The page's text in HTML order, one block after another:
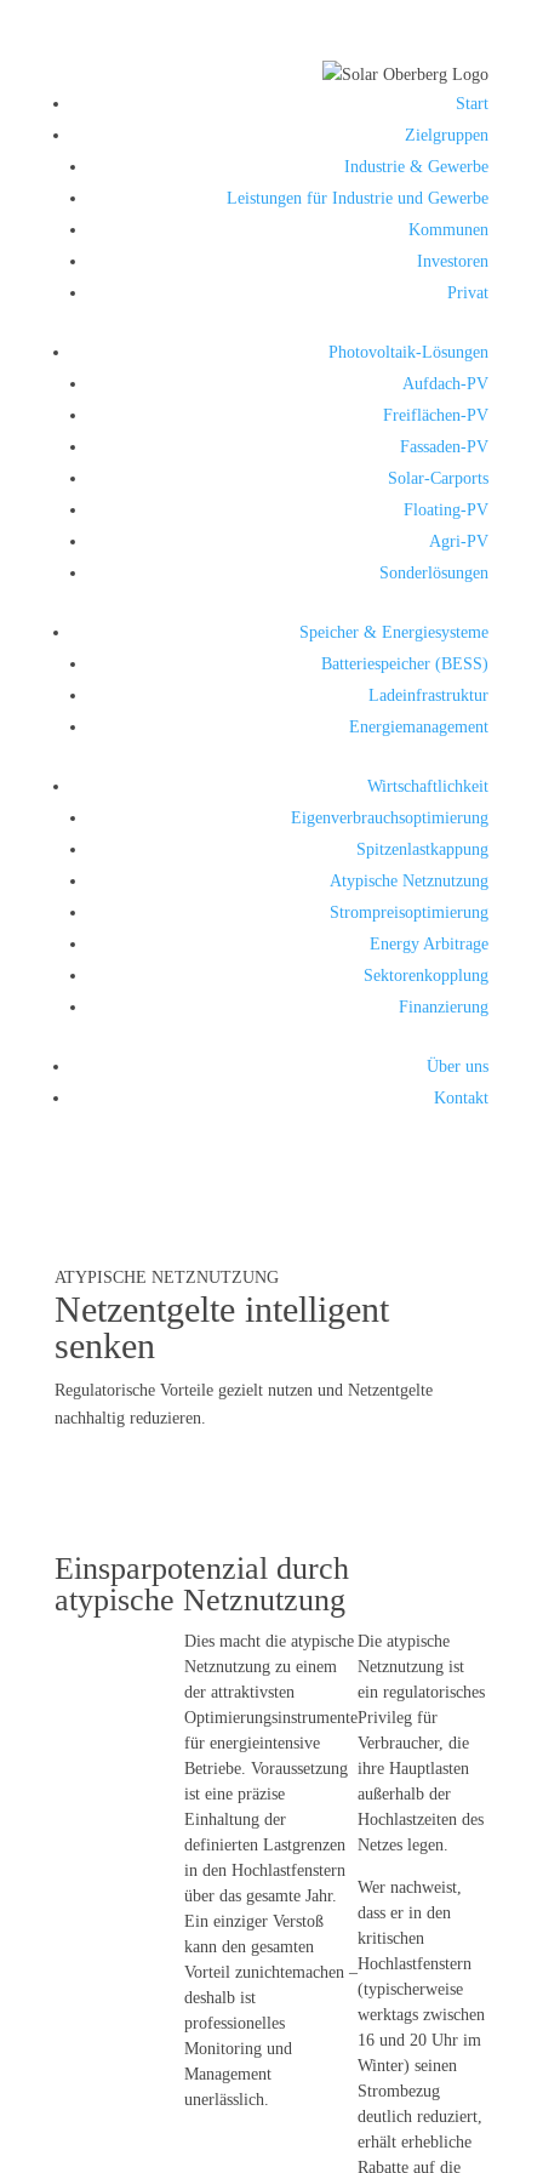
Start
Zielgruppen
Industrie & Gewerbe
Leistungen für Industrie und Gewerbe
Kommunen
Investoren
Privat
Photovoltaik-Lösungen
Aufdach-PV
Freiflächen-PV
Fassaden-PV
Solar-Carports
Floating-PV
Agri-PV
Sonderlösungen
Speicher & Energiesysteme
Batteriespeicher (BESS)
Ladeinfrastruktur
Energiemanagement
Wirtschaftlichkeit
Eigenverbrauchsoptimierung
Spitzenlastkappung
Atypische Netznutzung
Strompreisoptimierung
Energy Arbitrage
Sektorenkopplung
Finanzierung
Über uns
Kontakt
ATYPISCHE NETZNUTZUNG
Netzentgelte intelligent
senken
Regulatorische Vorteile gezielt nutzen und Netzentgelte
nachhaltig reduzieren.
Einsparpotenzial durch
atypische Netznutzung
Dies macht die atypische
Netznutzung zu einem
der attraktivsten
Optimierungsinstrumente
für energieintensive
Betriebe. Voraussetzung
ist eine präzise
Einhaltung der
definierten Lastgrenzen
in den Hochlastfenstern
über das gesamte Jahr.
Ein einziger Verstoß
kann den gesamten
Vorteil zunichtemachen –
deshalb ist
professionelles
Monitoring und
Management
unerlässlich.
Die atypische
Netznutzung ist
ein regulatorisches
Privileg für
Verbraucher, die
ihre Hauptlasten
außerhalb der
Hochlastzeiten des
Netzes legen.
Wer nachweist,
dass er in den
kritischen
Hochlastfenstern
(typischerweise
werktags zwischen
16 und 20 Uhr im
Winter) seinen
Strombezug
deutlich reduziert,
erhält erhebliche
Rabatte auf die